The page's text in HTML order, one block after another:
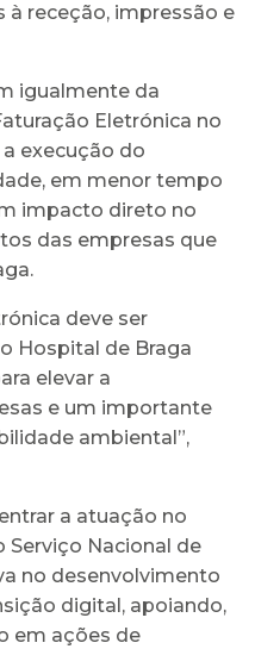
receção, impressão e
igualmente da
Eletrónica no
execução do
em menor tempo
impacto direto no
das empresas que
deve ser
Hospital de Braga
elevar a
e um importante
ambiental”,
a atuação no
Serviço Nacional de
no desenvolvimento
digital, apoiando,
em ações de